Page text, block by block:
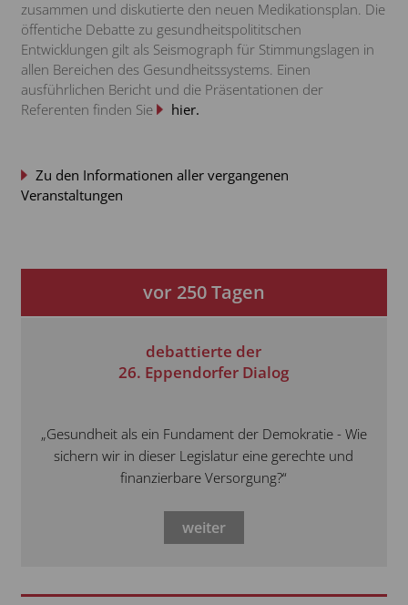
zusammen und diskutierte den neuen Medikationsplan. Die
öffentiche Debatte zu gesundheitspolititschen
Entwicklungen gilt als Seismograph für Stimmungslagen in
allen Bereichen des Gesundheitssystems. Einen
ausführlichen Bericht und die Präsentationen der
Referenten finden Sie
hier.
Zu den Informationen aller vergangenen
Veranstaltungen
vor 250Tagen
debattierte der
26. Eppendorfer Dialog
„Gesundheit als ein Fundament der Demokratie - Wie
sichern wir in dieser Legislatur eine gerechte und
finanzierbare Versorgung?“
weiter